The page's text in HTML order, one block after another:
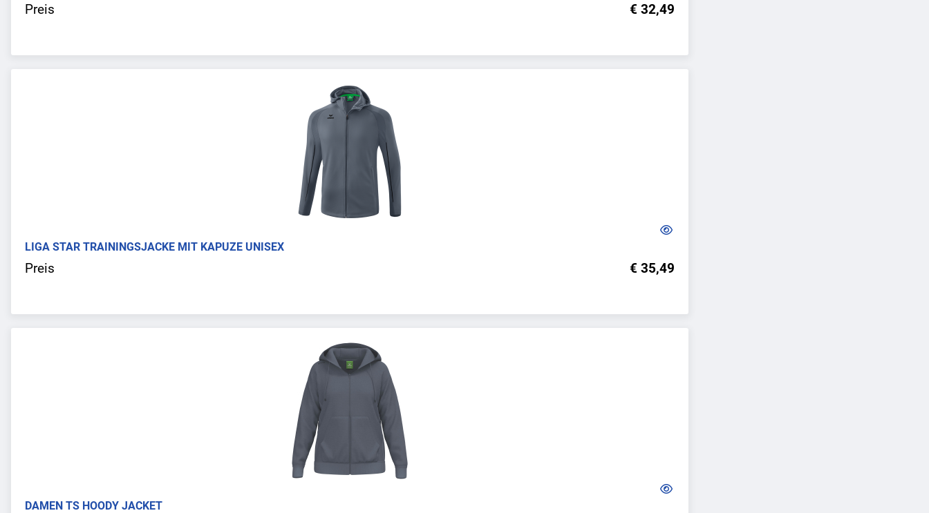
Preis € 32,49
LIGA STAR TRAININGSJACKE MIT KAPUZE UNISEX
Preis € 35,49
DAMEN TS HOODY JACKET